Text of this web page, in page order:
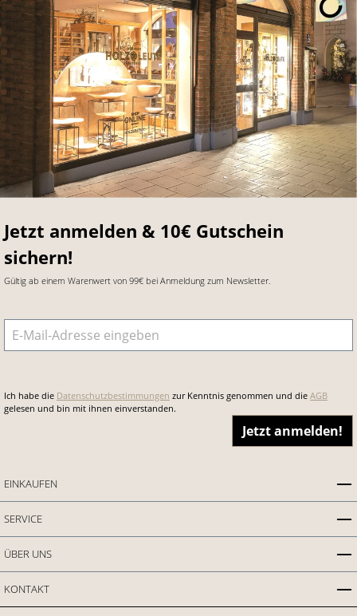
Jetzt anmelden & 10€ Gutschein
sichern!
Gültig ab einem Warenwert von 99€ bei Anmeldung zum Newsletter.
E-Mail-Adresse
Ich habe die Datenschutzbestimmungen zur Kenntnis genommen und die AGB
gelesen und bin mit ihnen einverstanden.
Jetzt anmelden!
EINKAUFEN
SERVICE
ÜBER UNS
KONTAKT